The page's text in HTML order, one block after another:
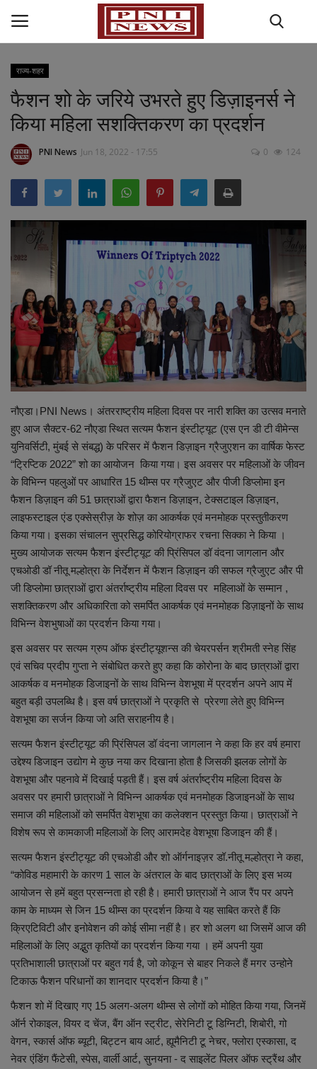
Home
राज्य-शहर
राजनीति
अपराध
मनोरंजन
धर्म कर्म
खेल जगत
शिक्षा
स्वास्थ्य
राष्ट्रीय
व्यापार
रोजगार
NEWS
वीडियो
टेक वर्ल्ड
Our Team
Contact us :
About us
Advertise with us
E-Paper
राज्य-शहर
फैशन शो के जरिये उभरते हुए डिज़ाइनर्स ने
किया महिला सशक्तिकरण का प्रदर्शन
PNI News Jun 18, 2022 - 17:55 0 124
नौएडा।PNI News। अंतरराष्ट्रीय महिला दिवस पर नारी शक्ति का उत्सव मनाते
हुए आज सैक्टर-62 नौएडा स्थित सत्यम फैशन इंस्टीट्यूट (एस एन डी टी वीमेन्स
युनिवर्सिटी, मुंबई से संबद्ध) के परिसर में फैशन डिज़ाइन ग्रैजुएशन का वार्षिक फेस्ट
“ट्रिप्टिक 2022” शो का आयोजन किया गया। इस अवसर पर महिलाओं के जीवन
के विभिन्न पहलुओं पर आधारित 15 थीम्स पर ग्रैजुएट और पीजी डिप्लोमा इन
फैशन डिज़ाइन की 51 छात्राओं द्वारा फैशन डिज़ाइन, टेक्सटाइल डिज़ाइन,
लाइफस्टाइल एंड एक्सेस्रीज़ के शोज़ का आकर्षक एवं मनमोहक प्रस्तुतीकरण
किया गया। इसका संचालन सुप्रसिद्ध कोरियोग्राफर रचना सिक्का ने किया ।
मुख्य आयोजक सत्यम फैशन इंस्टीट्यूट की प्रिंसिपल डॉ वंदना जागलान और
एचओडी डॉ नीतू मल्होत्रा के निर्देशन में फैशन डिज़ाइन की सफल ग्रैजुएट और पी
जी डिप्लोमा छात्राओं द्वारा अंतर्राष्ट्रीय महिला दिवस पर महिलाओं के सम्मान ,
सशक्तिकरण और अधिकारिता को समर्पित आकर्षक एवं मनमोहक डिज़ाइनों के साथ
विभिन्न वेशभुषाओं का प्रदर्शन किया गया।
इस अवसर पर सत्यम ग्रुप ऑफ इंस्टीट्यूशन्स की चेयरपर्सन श्रीमती स्नेह सिंह
एवं सचिव प्रदीप गुप्ता ने संबोधित करते हुए कहा कि कोरोना के बाद छात्राओं द्वारा
आकर्षक व मनमोहक डिजाइनों के साथ विभिन्न वेशभूषा में प्रदर्शन अपने आप में
बहुत बड़ी उपलब्धि है। इस वर्ष छात्राओं ने प्रकृति से प्रेरणा लेते हुए विभिन्न
वेशभूषा का सर्जन किया जो अति सराहनीय है।
सत्यम फैशन इंस्टीट्यूट की प्रिंसिपल डॉ वंदना जागलान ने कहा कि हर वर्ष हमारा
उद्देश्य डिजाइन उद्योग मे कुछ नया कर दिखाना होता है जिसकी झलक लोगों के
वेशभूषा और पहनावे में दिखाई पड़ती हैं। इस वर्ष अंतर्राष्ट्रीय महिला दिवस के
अवसर पर हमारी छात्राओं ने विभिन्न आकर्षक एवं मनमोहक डिजाइनओं के साथ
समाज की महिलाओं को समर्पित वेशभूषा का कलेक्शन प्रस्तुत किया। छात्राओं ने
विशेष रूप से कामकाजी महिलाओं के लिए आरामदेह वेशभूषा डिजाइन की हैं।
सत्यम फैशन इंस्टीट्यूट की एचओडी और शो ऑर्गनाइज़र डॉ.नीतू मल्होत्रा ने कहा,
“कोविड महामारी के कारण 1 साल के अंतराल के बाद छात्राओं के लिए इस भव्य
आयोजन से हमें बहुत प्रसन्नता हो रही है। हमारी छात्राओं ने आज रैंप पर अपने
काम के माध्यम से जिन 15 थीम्स का प्रदर्शन किया वे यह साबित करते हैं कि
क्रिएटिविटी और इनोवेशन की कोई सीमा नहीं है। हर शो अलग था जिसमें आज की
महिलाओं के लिए अद्भुत कृतियों का प्रदर्शन किया गया । हमें अपनी युवा
प्रतिभाशाली छात्राओं पर बहुत गर्व है, जो कोकून से बाहर निकले हैं मगर उन्होने
टिकाऊ फैशन परिधानों का शानदार प्रदर्शन किया है।”
फैशन शो में दिखाए गए 15 अलग-अलग थीम्स से लोगों को मोहित किया गया, जिनमें
ऑर्न रोकाइल, वियर द चेंज, बैंग ऑन स्ट्रीट, सेरेनिटी टू डिग्निटी, शिबोरी, गो
वेगन, स्कार्स ऑफ ब्यूटी, बिट्टन बाय आर्ट, ह्यूमैनिटी टू नेचर, फ्लोरा एस्कासा, द
नेवर एंडिंग फैंटेसी, स्पेस, वार्ली आर्ट, सुनयना - द साइलेंट पिलर ऑफ स्ट्रैंथ और